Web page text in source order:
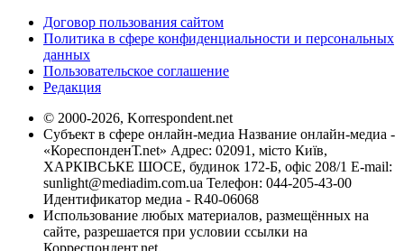
Договор пользования сайтом
Политика в сфере конфиденциальности и персональных
данных
Пользовательское соглашение
Редакция
© 2000-2026, Korrespondent.net
Субъект в сфере онлайн-медиа Название онлайн-медиа -
«КореспонденТ.net» Адрес: 02091, місто Київ,
ХАРКІВСЬКЕ ШОСЕ, будинок 172-Б, офіс 208/1 E-mail:
sunlight@mediadim.com.ua Телефон: 044-205-43-00
Идентификатор медиа - R40-06068
Использование любых материалов, размещённых на
сайте, разрешается при условии ссылки на
Корреспондент.net.